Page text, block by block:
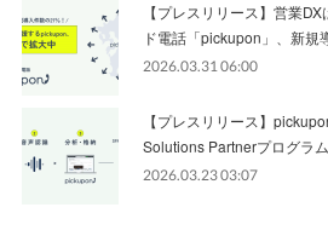
【プレスリリース】営業
ド電話「pickupon」、新
2026.03.31 06:00
【プレスリリース】
Solutions Partnerプログラ
2026.03.23 03:07